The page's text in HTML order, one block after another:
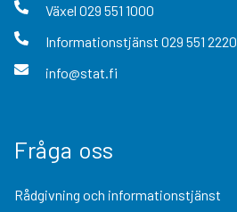
Växel 029 551 1000
Informationstjänst 029 551 2220
info@stat.fi
Fråga oss
Rådgivning och informationstjänst